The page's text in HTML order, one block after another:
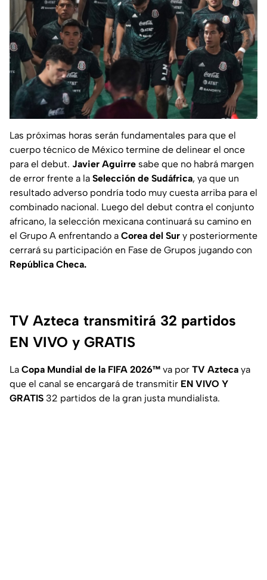
Las próximas horas serán fundamentales para que el
cuerpo técnico de México termine de delinear el once
para el debut. Javier Aguirre sabe que no habrá margen
de error frente a la Selección de Sudáfrica, ya que un
resultado adverso pondría todo muy cuesta arriba para el
combinado nacional. Luego del debut contra el conjunto
africano, la selección mexicana continuará su camino en
el Grupo A enfrentando a Corea del Sur y posteriormente
cerrará su participación en Fase de Grupos jugando con
República Checa.
TV Azteca transmitirá 32 partidos
EN VIVO y GRATIS
La Copa Mundial de la FIFA 2026™ va por TV Azteca ya
que el canal se encargará de transmitir EN VIVO Y
GRATIS 32 partidos de la gran justa mundialista.